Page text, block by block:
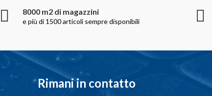
8000 m2 di magazzini
e più di 1500 articoli sempre disponibili
Rimani in contatto